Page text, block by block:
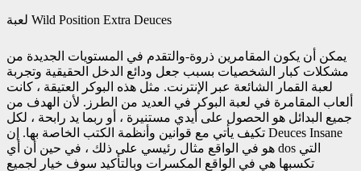
لعبة Wild Position Extra Deuces
يمكن أن يكون المقامرين ذروة-والتقدم في المستويات الجديدة من
مشكلات كبار الشخصيات بسبب جعل ودائع الدخل الحقيقية وتجربة
لعبة القمار الشائعة عبر الإنترنت. مثل هذه البوكر العتيقة ، كانت
ألعاب المقامرة في لعبة البوكر في العديد من الطرز. لأن الهدف من
جميع البدائل هو الحصول على أيدي مستنيرة ، أو ربما يد رابحة ، لكل
تكيف يأتي مع قوانين وأنظمة الكتب الخاصة بها. إن Deuces Insane
هو في الواقع مثال رئيسي على ذلك ، في حين أن أي dos التي
تكسبها هي في الواقع المكسرات وبالتأكيد سوف خيار لجميع